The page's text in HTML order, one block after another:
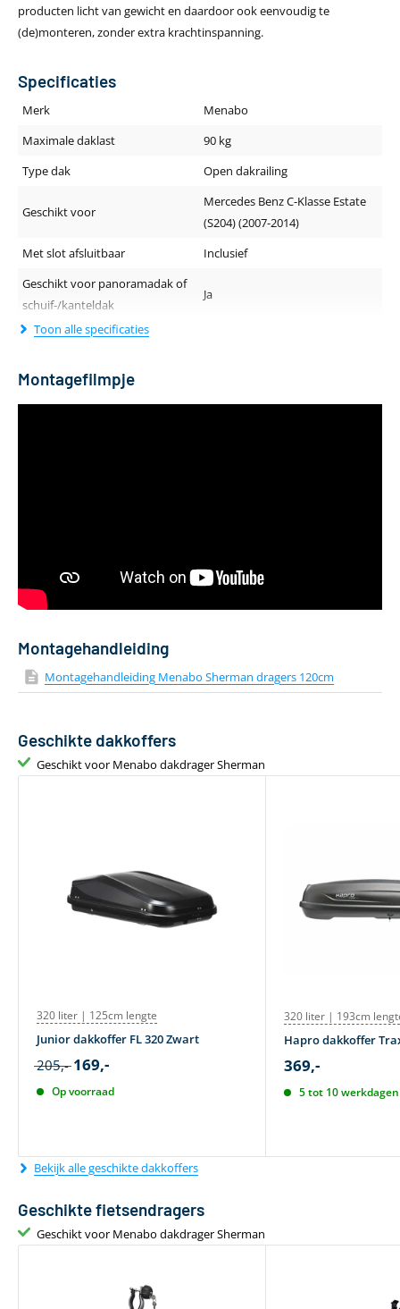
producten licht van gewicht en daardoor ook eenvoudig te
(de)monteren, zonder extra krachtinspanning.
Specificaties
Merk
Menabo
Maximale daklast
90 kg
Type dak
Open dakrailing
Geschikt voor
Mercedes Benz C-Klasse Estate
(S204) (2007-2014)
Met slot afsluitbaar
Inclusief
Geschikt voor panoramadak of
schuif-/kanteldak
Ja
Geluidsniveau tijdens rijden
hoogte)
Geschikt voor daktent
Ja
Bevestiging via T-adapter
Toon alle specificaties
Montagefilmpje
Montagehandleiding
Montagehandleiding Menabo Sherman dragers 120cm
Geschikte dakkoffers
Geschikt voor Menabo dakdrager Sherman
320 liter | 125cm lengte
Junior dakkoffer FL 320 Zwart
205,- 169,-
Op voorraad
320 liter | 193cm
Hapro dakkoffer
369,-
5 tot 10
Bekijk alle geschikte dakkoffers
Geschikte fietsendragers
Geschikt voor Menabo dakdrager Sherman